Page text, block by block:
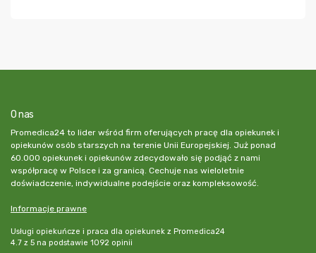
O nas
Promedica24 to lider wśród firm oferujących pracę dla opiekunek i
opiekunów osób starszych na terenie Unii Europejskiej. Już ponad
60.000 opiekunek i opiekunów zdecydowało się podjąć z nami
współpracę w Polsce i za granicą. Cechuje nas wieloletnie
doświadczenie, indywidualne podejście oraz kompleksowość.
Informacje prawne
Usługi opiekuńcze i praca dla opiekunek z Promedica24
4.7 z 5 na podstawie 1092 opinii